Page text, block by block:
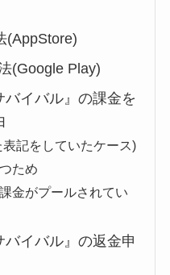
(AppStore)
(Google Play)
バイバル』の課金を
記をしていたケース)
ため
金がプールされてい
バイバル』の返金申